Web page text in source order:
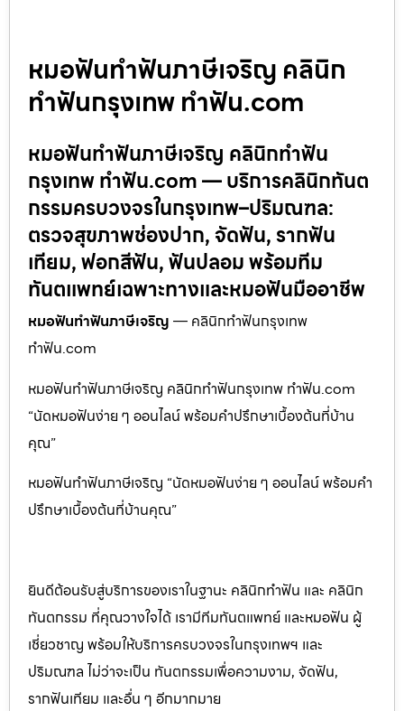
หมอฟันทำฟันภาษีเจริญ คลินิก
ทำฟันกรุงเทพ ทำฟัน.com
หมอฟันทำฟันภาษีเจริญ คลินิกทำฟัน
กรุงเทพ ทำฟัน.com — บริการคลินิกทันต
กรรมครบวงจรในกรุงเทพ–ปริมณฑล:
ตรวจสุขภาพช่องปาก, จัดฟัน, รากฟัน
เทียม, ฟอกสีฟัน, ฟันปลอม พร้อมทีม
ทันตแพทย์เฉพาะทางและหมอฟันมืออาชีพ
หมอฟันทำฟันภาษีเจริญ — คลินิกทำฟันกรุงเทพ
ทำฟัน.com
หมอฟันทำฟันภาษีเจริญ คลินิกทำฟันกรุงเทพ ทำฟัน.com
“นัดหมอฟันง่าย ๆ ออนไลน์ พร้อมคำปรึกษาเบื้องต้นที่บ้าน
คุณ”
หมอฟันทำฟันภาษีเจริญ “นัดหมอฟันง่าย ๆ ออนไลน์ พร้อมคำ
ปรึกษาเบื้องต้นที่บ้านคุณ”
ยินดีต้อนรับสู่บริการของเราในฐานะ คลินิกทำฟัน และ คลินิก
ทันตกรรม ที่คุณวางใจได้ เรามีทีมทันตแพทย์ และหมอฟัน ผู้
เชี่ยวชาญ พร้อมให้บริการครบวงจรในกรุงเทพฯ และ
ปริมณฑล ไม่ว่าจะเป็น ทันตกรรมเพื่อความงาม, จัดฟัน,
รากฟันเทียม และอื่น ๆ อีกมากมาย